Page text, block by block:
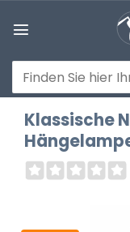
Inhalt
Suchen
nach:
Klassische